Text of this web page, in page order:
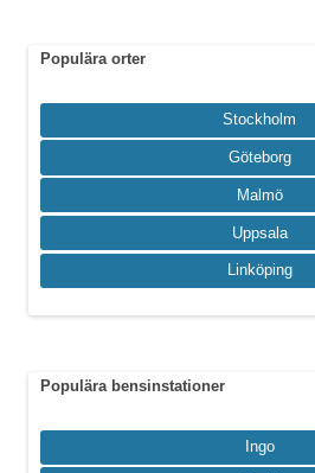
Populära orter
Stockholm
Göteborg
Malmö
Uppsala
Linköping
Populära bensinstationer
Ingo